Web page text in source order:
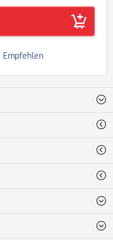
Empfehlen